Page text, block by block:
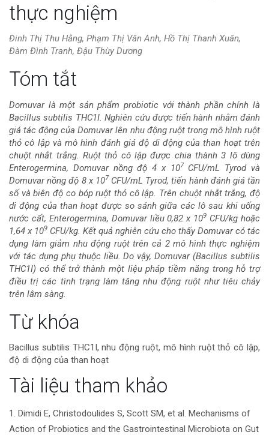
thực nghiệm
Đinh Thị Thu Hằng, Phạm Thị Vân Anh, Hồ Thị Thanh Xuân,
Đàm Đình Tranh, Đậu Thùy Dương
Nội
dung
chính
của
bài
viết
Tóm tắt
Domuvar là một sản phẩm probiotic với thành phần chính là
Bacillus subtilis THC1I. Nghiên cứu được tiến hành nhằm đánh
giá tác động của Domuvar lên nhu động ruột trong mô hình ruột
thỏ cô lập và mô hình đánh giá độ di động của than hoạt trên
chuột nhắt trắng. Ruột thỏ cô lập được chia thành 3 lô dùng
Enterogermina, Domuvar nồng độ 4 x 107CFU/mL Tyrod và
Domuvar nồng độ 8 x 107CFU/mL Tyrod, tiến hành đánh giá tần
số và biên độ co bóp ruột thỏ cô lập. Trên chuột nhắt trắng, độ
di động của than hoạt được so sánh giữa các lô sau khi uống
nước cất, Enterogermina, Domuvar liều 0,82 x 109 CFU/kg hoặc
1,64 x 109 CFU/kg. Kết quả nghiên cứu cho thấy Domuvar có tác
dụng làm giảm nhu động ruột trên cả 2 mô hình thực nghiệm
với tác dụng phụ thuộc liều. Do vậy, Domuvar (Bacillus subtilis
THC1I) có thể trở thành một liệu pháp tiềm năng trong hỗ trợ
điều trị các tình trạng làm tăng nhu động ruột như tiêu chảy
trên lâm sàng.
Chi
tiết
bài
viết
Từ khóa
Bacillus subtilis THC1I, nhu động ruột, mô hình ruột thỏ cô lập,
độ di động của than hoạt
Tài liệu tham khảo
1. Dimidi E, Christodoulides S, Scott SM, et al. Mechanisms of
Action of Probiotics and the Gastrointestinal Microbiota on Gut